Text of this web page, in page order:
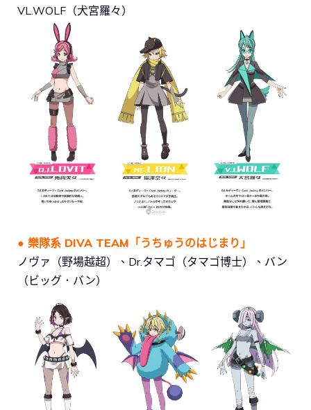
VL.WOLF（犬宮羅々）
● 樂隊系 DIVA TEAM「うちゅうのはじまり」
ノヴァ（野場越超）、Dr.タマゴ（タマゴ博士）、バン
（ビッグ．バン）